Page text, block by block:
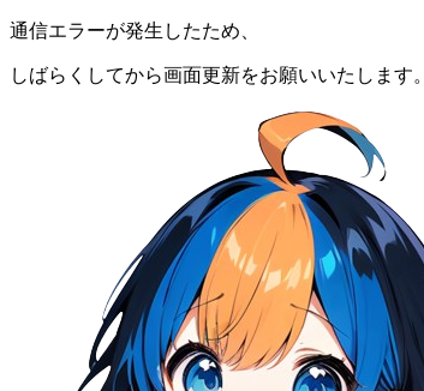
通信エラーが発生したため、
しばらくしてから画面更新をお願いいたします。